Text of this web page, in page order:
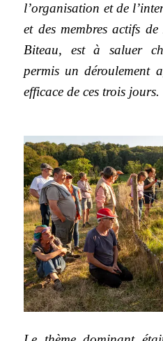
l’organisation et de
et des membres actifs
Biteau, est à saluer
permis un déroulement
efficace de ces trois jours.